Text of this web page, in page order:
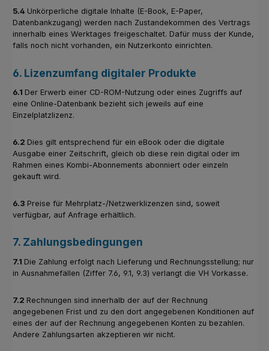
5.4 Unkörperliche digitale Inhalte (E-Book, E-Paper,
Datenbankzugang) werden nach Zustandekommen des Vertrags
innerhalb eines Werktages freigeschaltet. Dafür muss der Kunde,
falls noch nicht vorhanden, ein Nutzerkonto einrichten.
6. Lizenzumfang digitaler Produkte
6.1 Der Erwerb einer CD-ROM-Nutzung oder eines Zugriffs auf
eine Online-Datenbank bezieht sich jeweils auf eine
Einzelplatzlizenz.
6.2 Dies gilt entsprechend für ein eBook oder die digitale
Ausgabe einer Zeitschrift, gleich ob diese rein digital oder im
Rahmen eines Kombi-Abonnements abonniert oder einzeln
gekauft wird.
6.3 Preise für Mehrplatz-/Netzwerklizenzen sind, soweit
verfügbar, auf Anfrage erhältlich.
7. Zahlungsbedingungen
7.1 Die Zahlung erfolgt nach Lieferung und Rechnungsstellung; nur
in Ausnahmefällen (Ziffer 7.6, 9.1, 9.3) verlangt die VH Vorkasse.
7.2 Rechnungen sind innerhalb der auf der Rechnung
angegebenen Frist und zu den dort angegebenen Konditionen auf
eines der auf der Rechnung angegebenen Konten zu bezahlen.
Andere Zahlungsarten akzeptieren wir nicht.